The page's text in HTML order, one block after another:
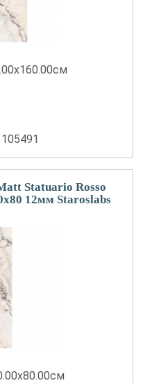
Statuario Rosso
12мм Staroslabs